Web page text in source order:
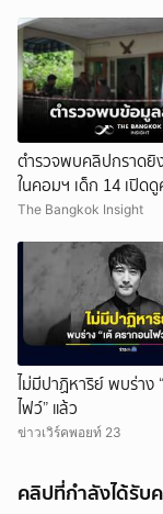
ตำรวจพบคลิปกราดยิ
ในคอมฯ เด็ก 14 เปิดดู
วันที่ 30 ก.ค.
The Bangkok Insight
ไม่มีปาฏิหาริย์ พบร่าง
ไฟว์” แล้ว
ข่าวเวิร์คพอยท์ 23
คลิปที่กำลังได้รับ